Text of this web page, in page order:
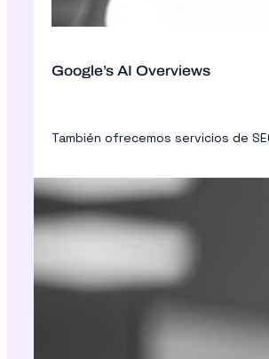
Google’s AI Overviews
También ofrecemos servicios de